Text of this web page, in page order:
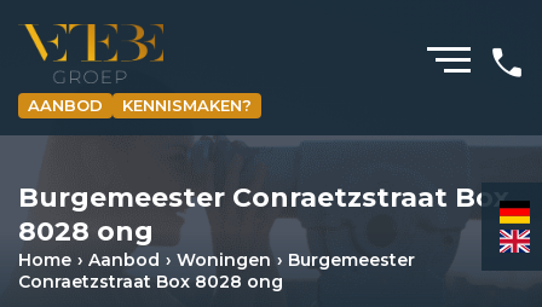
AANBOD KENNISMAKEN?
HOMEPAGINA
WONING­MAKELAARDIJ
BEDRIJFS­MAKELAARDIJ
Burgemeester Conraetzstraat Box
8028 ong
Home Aanbod Woningen
Burgemeester
Conraetzstraat Box 8028 ong